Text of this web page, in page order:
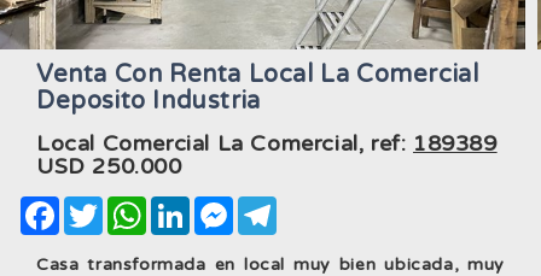
Venta Con Renta Local La Comercial
Deposito Industria
Local Comercial La Comercial, ref: 189389
USD 250.000
Facebook
TwitterWhatsApp
LinkedInMessenger
Casa transformada en local muy bien ubicada, muy